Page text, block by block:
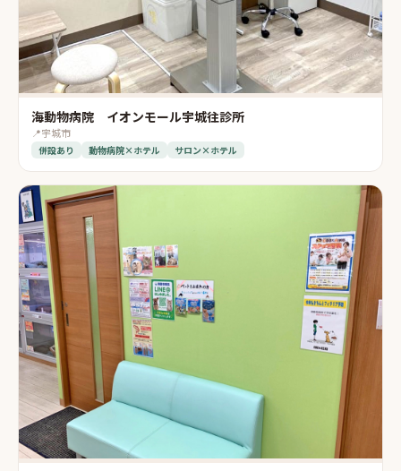
海動物病院 イオンモール宇城往診所
📍宇城市
併設あり 動物病院×ホテル サロン×ホテル